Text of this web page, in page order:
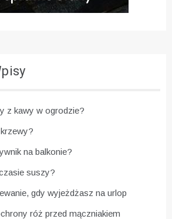
z kawy w ogrodzie?
na balkonie?
suszy?
gdy wyjeżdżasz na urlop
róż przed mączniakiem